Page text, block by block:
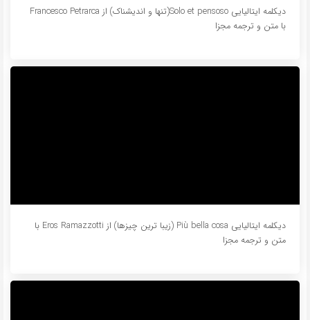
دیکلمه ایتالیایی Solo et pensoso(تنها و اندیشناک) از Francesco Petrarca
با متن و ترجمه مجزا
دیکلمه ایتالیایی Più bella cosa (زیبا ترین چیزها) از Eros Ramazzotti با
متن و ترجمه مجزا